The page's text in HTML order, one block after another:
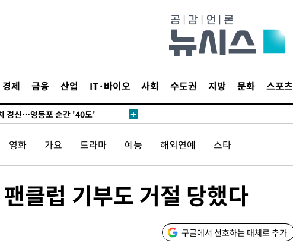
경제 금융 산업 IT·바이오 사회 수도권 지방 문화 스포츠
발사체 발사"
대야도 계속[내일날씨]
美의 대한국 무역적자 있어"
경신…영등포 순간 '40도'
오른 801.67 마감
내린 6296.38 마감
이스X 로켓 달 충돌 흔적 포착
풍 지나며 폭염 잠시 꺾인다"
영화 가요 드라마 예능 해외연예 스타
클럽 기부도 거절 당했다
구글에서 선호하는 매체로 추가